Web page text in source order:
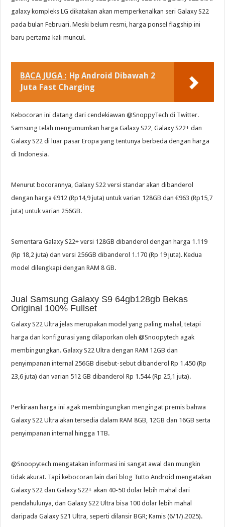
galaxy kompleks LG dikatakan akan memperkenalkan seri Galaxy S22
pada bulan Februari. Meski belum resmi, harga ponsel flagship ini
baru pertama kali muncul.
BACA JUGA : Hp Android Dibawah 2
Juta Fast Charging
Kebocoran ini datang dari cendekiawan @SnoppyTech di Twitter.
Samsung telah mengumumkan harga Galaxy S22, Galaxy S22+ dan
Galaxy S22 di luar pasar Eropa yang tentunya berbeda dengan harga
di Indonesia.
Menurut bocorannya, Galaxy S22 versi standar akan dibanderol
dengan harga €912 (Rp14,9 juta) untuk varian 128GB dan €963 (Rp15,7
juta) untuk varian 256GB.
Sementara Galaxy S22+ versi 128GB dibanderol dengan harga 1.119
(Rp 18,2 juta) dan versi 256GB dibanderol 1.170 (Rp 19 juta). Kedua
model dilengkapi dengan RAM 8 GB.
Jual Samsung Galaxy S9 64gb128gb Bekas
Original 100% Fullset
Galaxy S22 Ultra jelas merupakan model yang paling mahal, tetapi
harga dan konfigurasi yang dilaporkan oleh @Snoopytech agak
membingungkan. Galaxy S22 Ultra dengan RAM 12GB dan
penyimpanan internal 256GB disebut-sebut dibanderol Rp 1.450 (Rp
23,6 juta) dan varian 512 GB dibanderol Rp 1.544 (Rp 25,1 juta).
Perkiraan harga ini agak membingungkan mengingat premis bahwa
Galaxy S22 Ultra akan tersedia dalam RAM 8GB, 12GB dan 16GB serta
penyimpanan internal hingga 1TB.
@Snoopytech mengatakan informasi ini sangat awal dan mungkin
tidak akurat. Tapi kebocoran lain dari blog Tutto Android mengatakan
Galaxy S22 dan Galaxy S22+ akan 40-50 dolar lebih mahal dari
pendahulunya, dan Galaxy S22 Ultra bisa 100 dolar lebih mahal
daripada Galaxy S21 Ultra, seperti dilansir BGR; Kamis (6/1/).2025).